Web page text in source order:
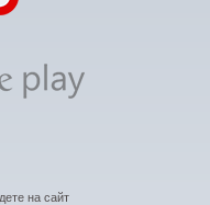
на сайт